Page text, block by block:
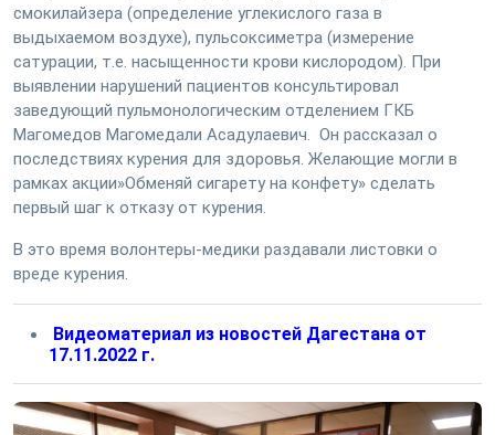
смокилайзера (определение углекислого газа в
выдыхаемом воздухе), пульсоксиметра (измерение
сатурации, т.е. насыщенности крови кислородом). При
выявлении нарушений пациентов консультировал
заведующий пульмонологическим отделением ГКБ
Магомедов Магомедали Асадулаевич. Он рассказал о
последствиях курения для здоровья. Желающие могли в
рамках акции»Обменяй сигарету на конфету» сделать
первый шаг к отказу от курения.
В это время волонтеры-медики раздавали листовки о
вреде курения.
Видеоматериал из новостей Дагестана от
17.11.2022 г.